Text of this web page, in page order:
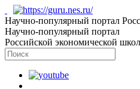
Научно-популярный портал
Научно-популярный портал
Российской экономической